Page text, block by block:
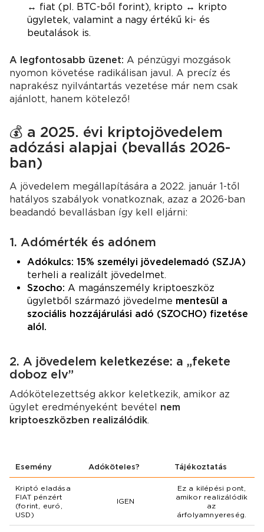
↔ fiat (pl. BTC-ből forint), kripto ↔ kripto
ügyletek, valamint a nagy értékű ki- és
beutalások is.
A legfontosabb üzenet: A pénzügyi mozgások
nyomon követése radikálisan javul. A precíz és
naprakész nyilvántartás vezetése már nem csak
ajánlott, hanem kötelező!
💰 a 2025. évi kriptojövedelem
adózási alapjai (bevallás 2026-
ban)
A jövedelem megállapítására a 2022. január 1-től
hatályos szabályok vonatkoznak, azaz a 2026-ban
beadandó bevallásban így kell eljárni:
1. Adómérték és adónem
Adókulcs: 15% személyi jövedelemadó (SZJA)
terheli a realizált jövedelmet.
Szocho: A magánszemély kriptoeszköz
ügyletből származó jövedelme mentesül a
szociális hozzájárulási adó (SZOCHO) fizetése
alól.
2. A jövedelem keletkezése: a „fekete
doboz elv”
Adókötelezettség akkor keletkezik, amikor az
ügylet eredményeként bevétel nem
kriptoeszközben realizálódik.
Esemény Adóköteles? Tájékoztatás
Kriptó eladása
FIAT pénzért
(forint, euró,
USD)
IGEN
Ez a kilépési pont,
amikor realizálódik
az
árfolyamnyereség.